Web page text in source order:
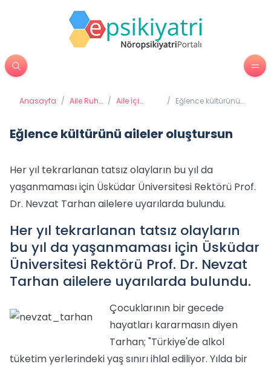
Anasayfa / Aile Ruh
/ Aile İçi
/ Eğlence kültürünü
Eğlence kültürünü aileler oluştursun
Her yıl tekrarlanan tatsız olayların bu yıl da
yaşanmaması için Üsküdar Üniversitesi Rektörü Prof.
Dr. Nevzat Tarhan ailelere uyarılarda bulundu.
Her yıl tekrarlanan tatsız olayların
bu yıl da yaşanmaması için Üsküdar
Üniversitesi Rektörü Prof. Dr. Nevzat
Tarhan ailelere uyarılarda bulundu.
Çocuklarının bir gecede
hayatları kararmasın diyen
Tarhan; "Türkiye'de alkol
tüketim yerlerindeki yaş sınırı ihlal ediliyor. Yılda bir